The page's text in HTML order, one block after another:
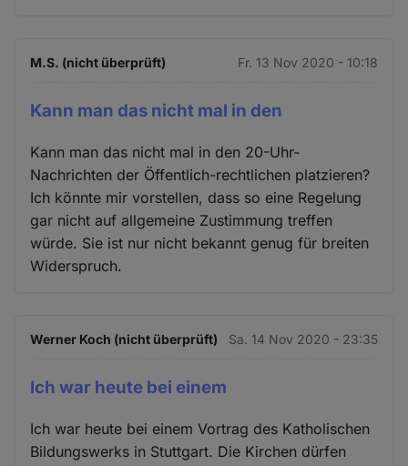
M.S. (nicht überprüft) Fr. 13 Nov 2020 - 10:18
Kann man das nicht mal in den
Kann man das nicht mal in den 20-Uhr-
Nachrichten der Öffentlich-rechtlichen platzieren?
Ich könnte mir vorstellen, dass so eine Regelung
gar nicht auf allgemeine Zustimmung treffen
würde. Sie ist nur nicht bekannt genug für breiten
Widerspruch.
Werner Koch (nicht überprüft) Sa. 14 Nov 2020 - 23:35
Ich war heute bei einem
Ich war heute bei einem Vortrag des Katholischen
Bildungswerks in Stuttgart. Die Kirchen dürfen